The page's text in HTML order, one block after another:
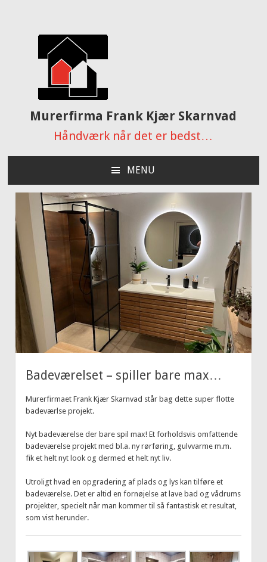
Murerfirma Frank Kjær Skarnvad
Håndværk når det er bedst…
MENU
TO
CONTENT
Badeværelset – spiller bare max…
Murerfirmaet Frank Kjær Skarnvad står bag dette super flotte
badeværlse projekt.
Nyt badeværelse der bare spil max! Et forholdsvis omfattende
badeværelse projekt med bl.a. ny rørføring, gulvvarme m.m.
fik et helt nyt look og dermed et helt nyt liv.
Utroligt hvad en opgradering af plads og lys kan tilføre et
badeværelse. Det er altid en fornøjelse at lave bad og vådrums
projekter, specielt når man kommer til så fantastisk et resultat,
som vist herunder.